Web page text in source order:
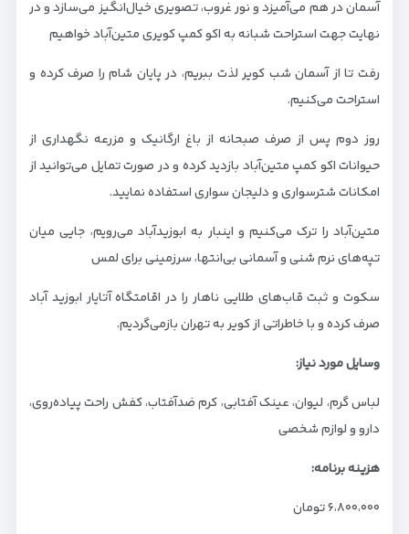
آسمان در هم می‌آمیزد و نور غروب، تصویری خیال‌انگیز می‌سازد و در
نهایت جهت استراحت شبانه به اکو کمپ کویری متین‌آباد خواهیم
رفت تا از آسمان شب کویر لذت ببریم، در پایان شام را صرف کرده و
استراحت می‌کنیم.
روز دوم پس از صرف صبحانه از باغ ارگانیک و مزرعه نگهداری از
حیوانات اکو کمپ متین‌آباد بازدید کرده و در صورت تمایل می‌توانید از
امکانات شترسواری و دلیجان سواری استفاده نمایید.
متین‌آباد را ترک می‌کنیم و اینبار به ابوزید‌آباد می‌رویم، جایی میان
تپه‌های نرم شنی و آسمانی بی‌انتها، سرزمینی برای لمس
سکوت و ثبت قاب‌های طلایی ناهار را در اقامتگاه آتایار ابوزید‌ آباد
صرف کرده و با خاطراتی از کویر به تهران بازمی‌گردیم.
وسایل مورد نیاز:
لباس گرم، لیوان، عینک آفتابی، کرم ضدآفتاب، کفش راحت پیاده‌روی،
دارو و لوازم شخصی
هزینه برنامه:
۶،۸۰۰،۰۰۰ تومان